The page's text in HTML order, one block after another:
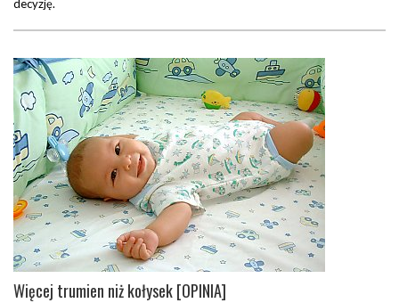
decyzję.
Więcej trumien niż kołysek [OPINIA]